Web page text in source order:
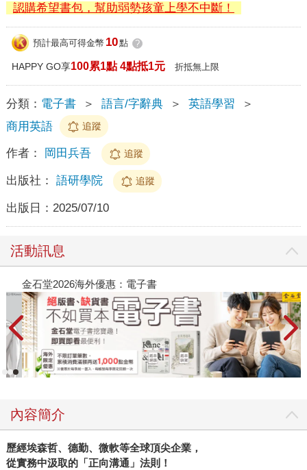
認購希望書包，幫助弱勢孩童上學不中斷！
預計最高可得金幣 10點 ?
HAPPY GO享100累1點 4點抵1元 折抵無上限
分類： 電子書 ＞ 語言/字辭典 ＞ 英語學習
＞
商用英語
追蹤
作者： 岡田兵吾 追蹤
出版社： 語研學院 追蹤
出版日： 2025/07/10
活動訊息
金石堂2026海外優惠：電子書
內容簡介
歷經埃森哲、德勤、微軟等全球頂尖企業，
從實務中汲取的「正向溝通」法則！